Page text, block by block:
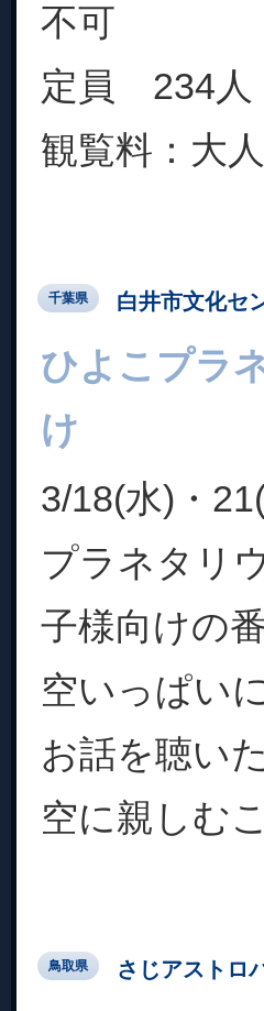
不可
定員 234人
観覧料：大
千葉県 白井市文化セ
ひよこプラ
け
3/18(水)・
プラネタリ
子様向けの
空いっぱい
お話を聴い
空に親しむ
鳥取県 さじアストロ